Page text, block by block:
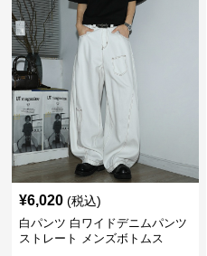
¥6,020 (税込)
白パンツ 白ワイドデニムパンツ
ストレート メンズボトムス